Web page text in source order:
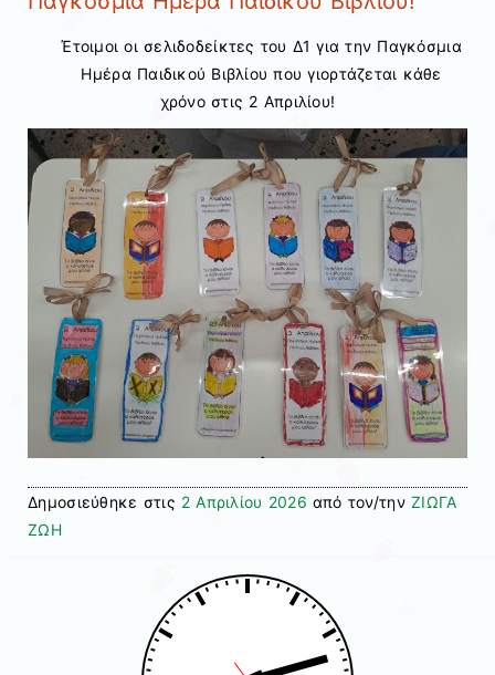
Έτοιμοι οι σελιδοδείκτες του Δ1 για την Παγκόσμια
Ημέρα Παιδικού Βιβλίου που γιορτάζεται κάθε
χρόνο στις 2 Απριλίου!
Δημοσιεύθηκε στις 2 Απριλίου 2026 από τον/την ΖΙΩΓΑ
ΖΩΗ